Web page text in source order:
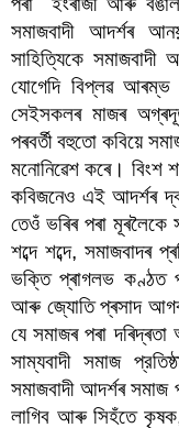
সমাজবাদী আদৰ্শৰ
সাহিত্যিকে
যোগেদি বিপ্লৱ আৰম্ভ
সেইসকলৰ মাজৰ
পৰবৰ্তী বহুতো কবিয়ে
মনোনিৱেশ কৰে। বিংশ
কবিজনেও এই আদৰ্শৰ
তেওঁ ভৰিৰ পৰা মূৰলৈকে
শব্দে শব্দে, সমাজবাদৰ
ভক্তি প্ৰাগলভ কণ্ঠত
আৰু জ্যোতি প্ৰসাদ
যে সমাজৰ পৰা
সাম্যবাদী সমাজ
সমাজবাদী আদৰ্শৰ সমাজ
লাগিব আৰু সিহঁতে কৃষক,